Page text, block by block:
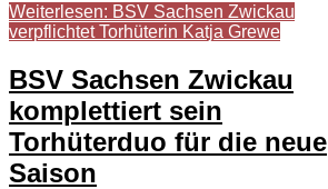
Weiterlesen: BSV Sachsen Zwickau
verpflichtet Torhüterin Katja Grewe
BSV Sachsen Zwickau
komplettiert sein
Torhüterduo für die neue
Saison